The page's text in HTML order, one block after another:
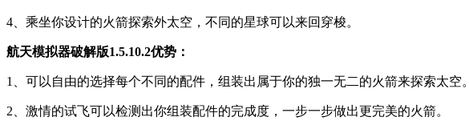
4、乘坐你设计的火箭探索外太空，不同的星球可以来回穿梭。
航天模拟器破解版1.5.10.2优势：
1、可以自由的选择每个不同的配件，组装出属于你的独一无二的火箭来探索太空。
2、激情的试飞可以检测出你组装配件的完成度，一步一步做出更完美的火箭。